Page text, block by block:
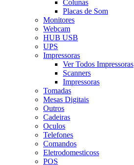
Colunas
Placas de Som
Monitores
Webcam
HUB USB
UPS
Impressoras
Ver Todos Impressoras
Scanners
Impressoras
Tomadas
Mesas Digitais
Outros
Cadeiras
Oculos
Telefones
Comandos
Eletrodomesticoss
POS